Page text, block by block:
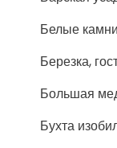
Белые
Березка,
Большая
Бухта